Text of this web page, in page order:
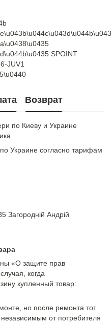
SPOINT
JUV1
Возврат
по Киеву и Украине
Украине согласно тарифам
Загородній Андрій
«О защите прав
когда
купленный товар:
но после ремонта тот
от потребителя